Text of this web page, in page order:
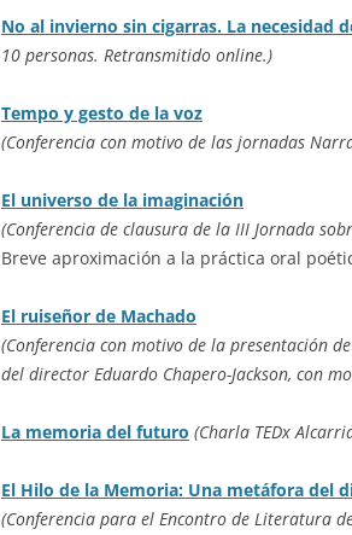
No al invierno sin cigarras. La necesidad
10 personas. Retransmitido online.)
Tempo y gesto de la voz
(Conferencia con motivo de las jornadas
El universo de la imaginación
(Conferencia de clausura de la III Jornada
Breve aproximación a la práctica oral
El ruiseñor de Machado
(Conferencia con motivo de la presentación
del director Eduardo Chapero-Jackson, con
La memoria del futuro (Charla TEDx
El Hilo de la Memoria: Una metáfora del
(Conferencia para el Encontro de Literatura